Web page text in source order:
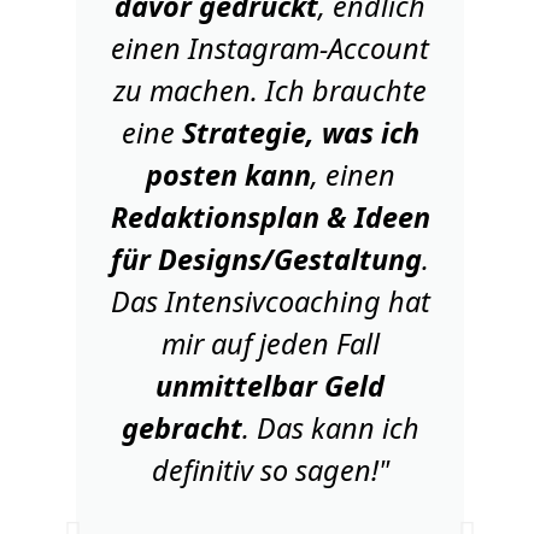
einen Instagram-Account
zu machen. Ich brauchte
eine Strategie, was ich
posten kann, einen
Redaktionsplan & Ideen
für Designs/Gestaltung.
Das Intensivcoaching hat
mir auf jeden Fall
unmittelbar Geld
gebracht. Das kann ich
definitiv so sagen!"